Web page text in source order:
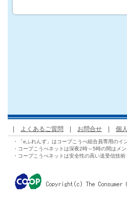
| よくあるご質問 | お問合せ | 個
・「eふれんず」はコープこうべ組合員専用のイ
・コープこうべネットは深夜2時～5時の間はメ
・コープこうべネットは安全性の高い送受信技